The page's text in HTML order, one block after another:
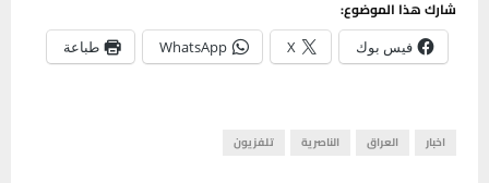
شارك هذا الموضوع:
فيس بوك X
WhatsApp طباعة
اخبار العراق الناصرية تلفزيون